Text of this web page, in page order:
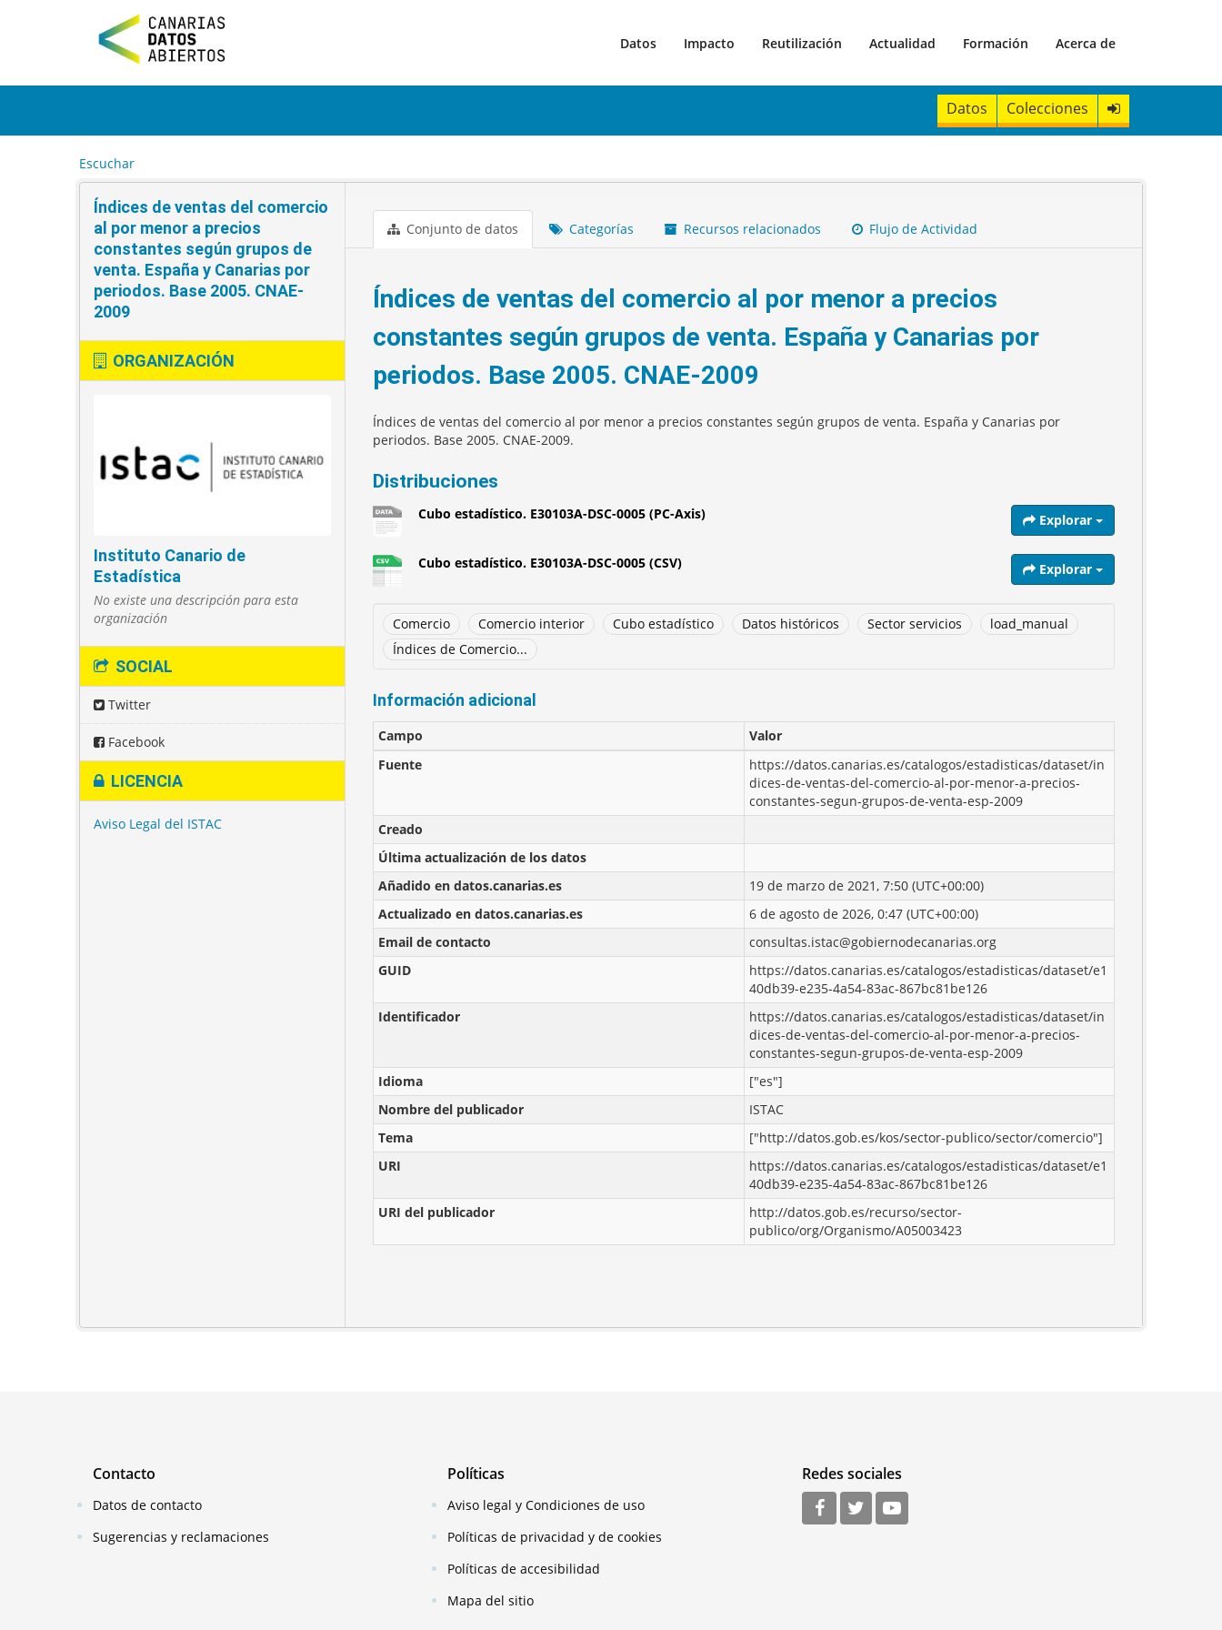
t
Datos Impacto Reutilización Actualidad Formación Acerca de
Datos Colecciones
Escuchar
Índices de ventas del comercio
al por menor a precios
constantes según grupos de
venta. España y Canarias por
periodos. Base 2005. CNAE-
2009
ORGANIZACIÓN
Instituto Canario de
Estadística
No existe una descripción para esta
organización
SOCIAL
Twitter
Facebook
LICENCIA
Aviso Legal del ISTAC
Conjunto de datos Categorías Recursos relacionados Flujo de Actividad
Índices de ventas del comercio al por menor a precios
constantes según grupos de venta. España y Canarias por
periodos. Base 2005. CNAE-2009
Índices de ventas del comercio al por menor a precios constantes según grupos de venta. España y Canarias por
periodos. Base 2005. CNAE-2009.
Distribuciones
Cubo estadístico. E30103A-DSC-0005 (PC-Axis) Explorar
Cubo estadístico. E30103A-DSC-0005 (CSV) Explorar
Comercio Comercio interior Cubo estadístico Datos históricos Sector servicios
load_manual
Índices de Comercio...
Información adicional
Campo
Valor
Fuente
https://datos.canarias.es/catalogos/estadisticas/dataset/in
dices-de-ventas-del-comercio-al-por-menor-a-precios-
constantes-segun-grupos-de-venta-esp-2009
Creado
Última actualización de los datos
Añadido en datos.canarias.es
19 de marzo de 2021, 7:50 (UTC+00:00)
Actualizado en datos.canarias.es
6 de agosto de 2026, 0:47 (UTC+00:00)
Email de contacto
consultas.istac@gobiernodecanarias.org
GUID
https://datos.canarias.es/catalogos/estadisticas/dataset/e1
40db39-e235-4a54-83ac-867bc81be126
Identificador
https://datos.canarias.es/catalogos/estadisticas/dataset/in
dices-de-ventas-del-comercio-al-por-menor-a-precios-
constantes-segun-grupos-de-venta-esp-2009
Idioma
["es"]
Nombre del publicador
ISTAC
Tema
["http://datos.gob.es/kos/sector-publico/sector/comercio"]
URI
https://datos.canarias.es/catalogos/estadisticas/dataset/e1
40db39-e235-4a54-83ac-867bc81be126
URI del publicador
http://datos.gob.es/recurso/sector-
publico/org/Organismo/A05003423
Contacto
Datos de contacto
Sugerencias y reclamaciones
Políticas
Aviso legal y Condiciones de uso
Políticas de privacidad y de cookies
Políticas de accesibilidad
Mapa del sitio
Redes sociales